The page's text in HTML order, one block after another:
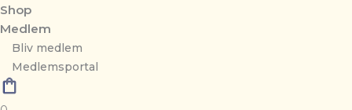
Shop
Medlem
Bliv medlem
Medlemsportal